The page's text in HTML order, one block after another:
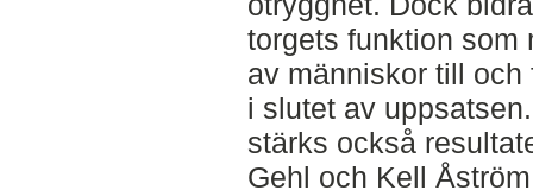
torgets funktion som
av människor till
i slutet av
stärks också
Gehl och Kell